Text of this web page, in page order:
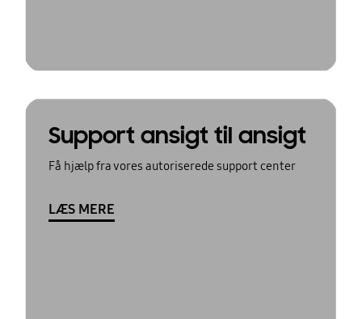
Support ansigt til ansigt
Få hjælp fra vores autoriserede support center
LÆS MERE